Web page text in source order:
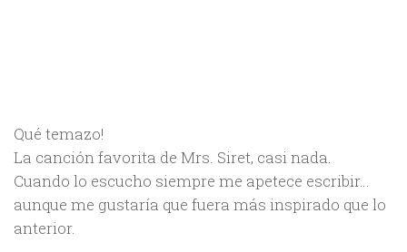
Qué temazo!
La canción favorita de Mrs. Siret, casi nada.
Cuando lo escucho siempre me apetece escribir…
aunque me gustaría que fuera más inspirado que lo
anterior.